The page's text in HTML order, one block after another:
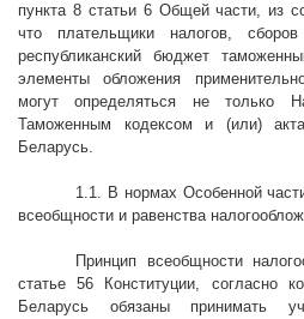
пункта 8 статьи 6 Общей части, из
что плательщики налогов, сборов
республиканский бюджет
элементы обложения
могут определяться не только
Таможенным кодексом и (или)
Беларусь.
1.1. В нормах Особенной
всеобщности и равенства
Принцип всеобщности
статье 56 Конституции, согласно
Беларусь обязаны принимать